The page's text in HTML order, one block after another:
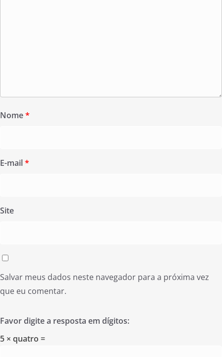
Nome*
E-mail*
Site
Salvar meus dados neste navegador para a próxima vez
que eu comentar.
Favor digite a resposta em dígitos:
5 × quatro =